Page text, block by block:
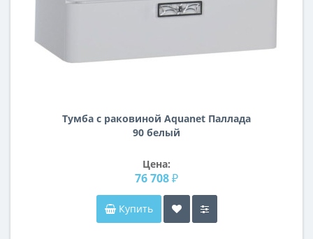
Тумба с раковиной Aquanet Паллада
90 белый
Цена:
76 708 ₽
Купить